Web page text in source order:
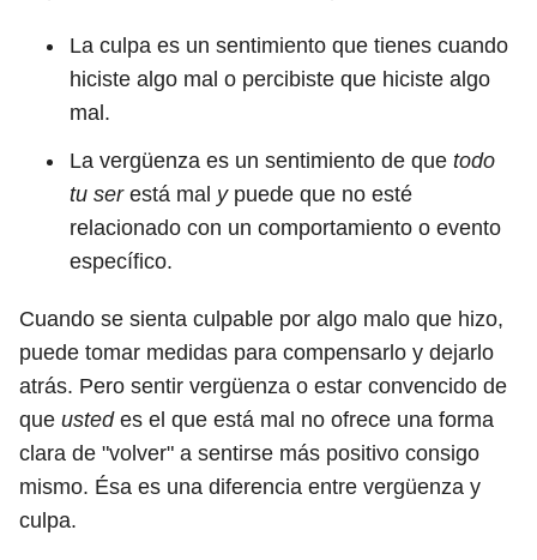
La culpa es un sentimiento que tienes cuando
hiciste algo mal o percibiste que hiciste algo
mal.
La vergüenza es un sentimiento de que todo
tu serestá mal ypuede que no esté
relacionado con un comportamiento o evento
específico.
Cuando se sienta culpable por algo malo que hizo,
puede tomar medidas para compensarlo y dejarlo
atrás. Pero sentir vergüenza o estar convencido de
que ustedes el que está mal no ofrece una forma
clara de "volver" a sentirse más positivo consigo
mismo. Ésa es una diferencia entre vergüenza y
culpa.